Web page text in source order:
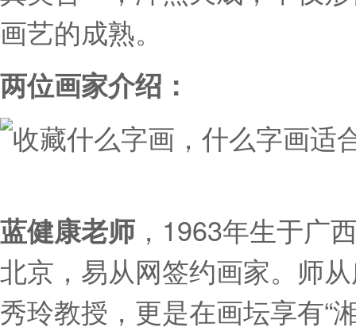
画艺的成熟。
两位画家介绍：
蓝健康老师 ，1963年生于广
北京，易从网签约画家。师
秀玲教授，更是在画坛享有